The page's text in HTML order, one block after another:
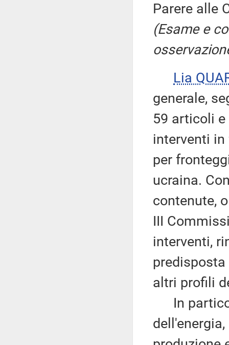
Parere alle
(Esame e
Lia
generale,
59 articoli
interventi
per
ucraina.
contenute,
III
interventi,
altri profili
In